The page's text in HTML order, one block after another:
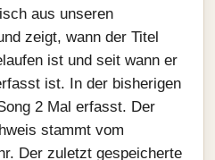
aus unseren
zeigt, wann der Titel
ist und seit wann er
ist. In der bisherigen
2 Mal erfasst. Der
stammt vom
Der zuletzt gespeicherte